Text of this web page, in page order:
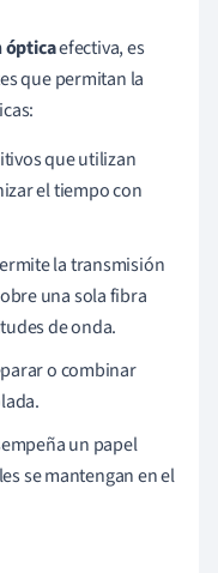
ópticaefectiva, es
que permitan la
que utilizan
el tiempo con
la transmisión
una sola fibra
de onda.
o combinar
un papel
se mantengan en el